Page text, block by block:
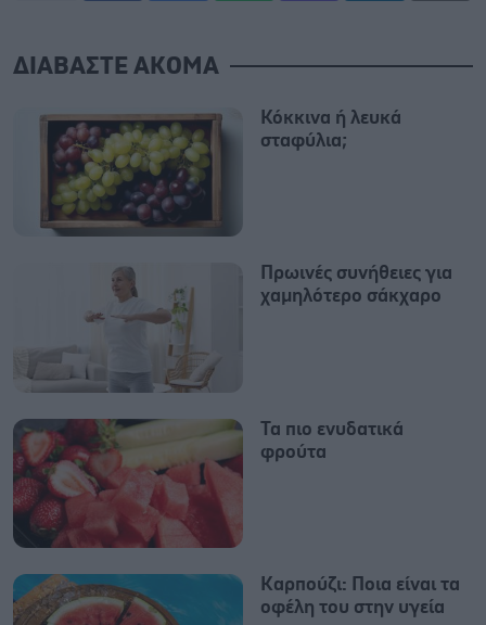
ΔΙΑΒΑΣΤΕ ΑΚΟΜΑ
Κόκκινα ή λευκά
σταφύλια;
Πρωινές συνήθειες για
χαμηλότερο σάκχαρο
Τα πιο ενυδατικά
φρούτα
Καρπούζι: Ποια είναι τα
οφέλη του στην υγεία